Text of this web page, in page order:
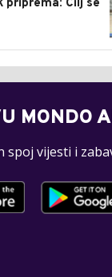
priprema: Cilj se
MONDO
spoj vijesti i